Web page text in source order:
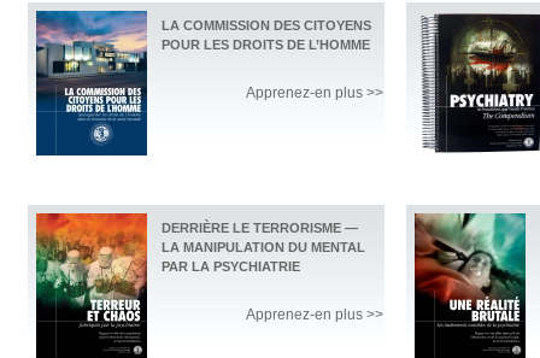
LA COMMISSION DES CITOYENS
POUR LES DROITS DE L’HOMME
Apprenez-en plus >>
DERRIÈRE LE TERRORISME —
LA MANIPULATION DU MENTAL
PAR LA PSYCHIATRIE
Apprenez-en plus >>